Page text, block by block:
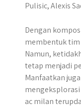
Pulisic, Alexis
Dengan
membentuk
Namun,
tetap menjadi
Manfaatkan
ac milan